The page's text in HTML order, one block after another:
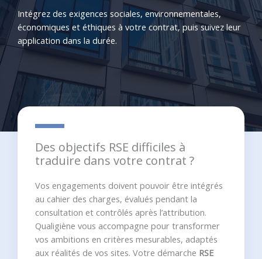
Intégrez des exigences sociales, environnementales,
économiques et éthiques à votre contrat, puis suivez leur
application dans la durée.
Des objectifs RSE difficiles à
traduire dans votre contrat ?
Vos engagements doivent pouvoir être intégrés
au cahier des charges, évalués pendant la
consultation et contrôlés après l’attribution.
Qualigiène vous accompagne pour transformer
vos ambitions en critères mesurables, adaptés
aux réalités de vos sites. Votre démarche RSE